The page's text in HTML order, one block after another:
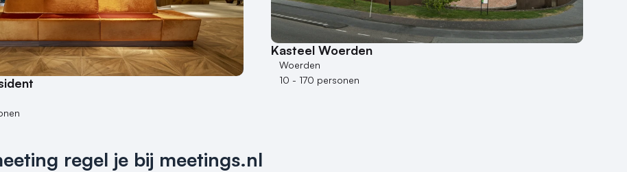
Kasteel Woerden
Woerden
10 - 170 personen
regel je bij meetings.nl